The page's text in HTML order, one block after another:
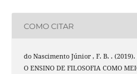
COMO CITAR
do Nascimento Júnior , F. B. . (2019).
O ENSINO DE FILOSOFIA COMO